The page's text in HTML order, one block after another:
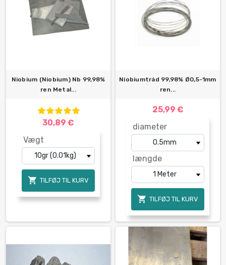
Niobium (Niobium) Nb 99,98%
ren Metal...
30,89 €
Vægt
 TILFØJ TIL KURV
Niobiumtråd 99,98% Ø0,5-1mm
ren...
25,99 €
diameter
længde
 TILFØJ TIL KURV